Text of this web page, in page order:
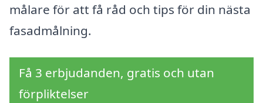
målare för att få råd och tips för din nästa
fasadmålning.
Få 3 erbjudanden, gratis och utan
förpliktelser